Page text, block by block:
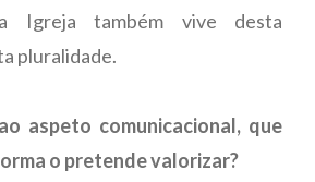
Igreja também vive desta
pluralidade.
aspeto comunicacional, que
o pretende valorizar?